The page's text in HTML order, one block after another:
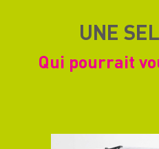
UNE
Qui pourrait